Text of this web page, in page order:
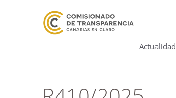
Actualidad